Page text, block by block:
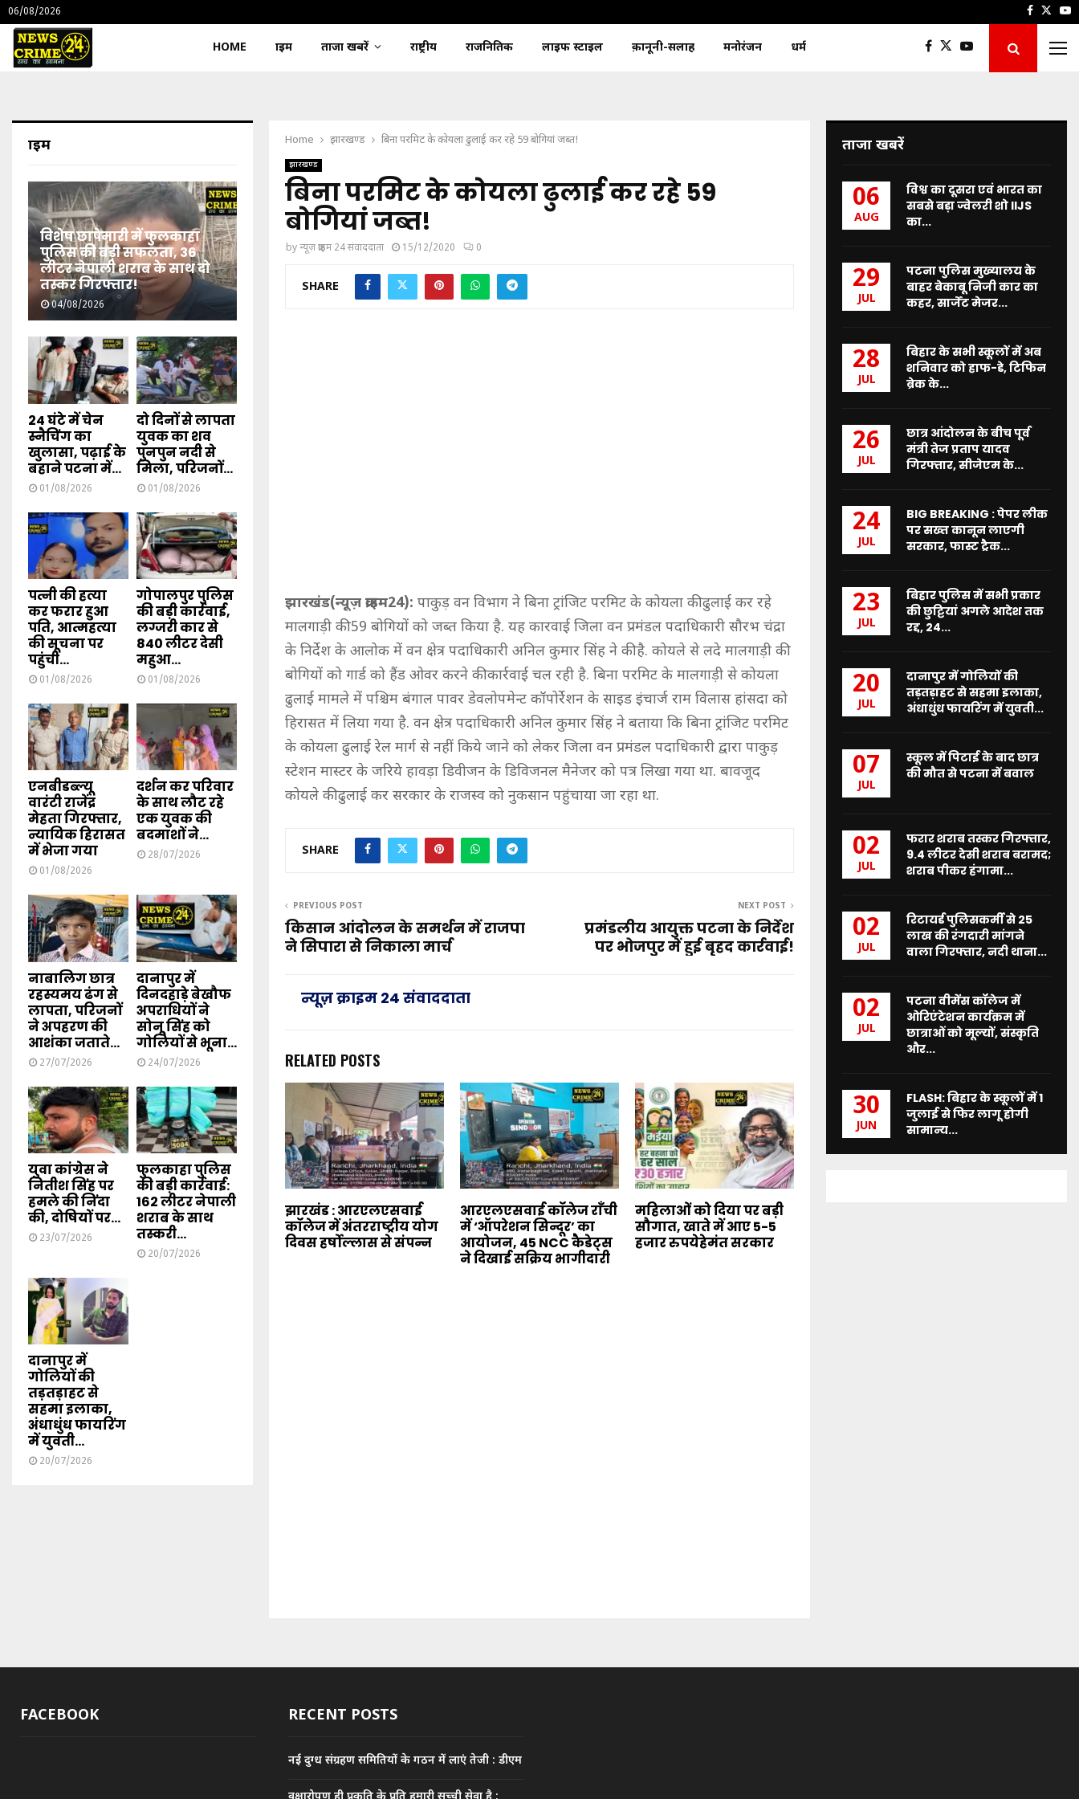
06/08/2026
HOME क्राइम ताजा खबरें राष्ट्रीय राजनितिक लाइफ स्टाइल क़ानूनी-सलाह मनोरंजन धर्म
Home झारखण्ड बिना परमिट के कोयला ढुलाई कर रहे 59 बोगियां जब्त!
झारखण्ड
बिना परमिट के कोयला ढुलाई कर रहे 59
बोगियां जब्त!
byन्यूज़ क्राइम 24 संवाददाता 15/12/2020 0
SHARE
झारखंड(न्यूज़ क्राइम24): पाकुड़ वन विभाग ने बिना ट्रांजिट परमिट के कोयला की ढुलाई कर रहे
मालगाड़ी की 59 बोगियों को जब्त किया है. यह कारवाई जिला वन प्रमंडल पदाधिकारी सौरभ चंद्रा
के निर्देश के आलोक में वन क्षेत्र पदाधिकारी अनिल कुमार सिंह ने की है. कोयले से लदे मालगाड़ी की
बोगियों को गार्ड को हैंड ओवर करने की कार्रवाई चल रही है. बिना परमिट के मालगाड़ी से कोयला
ढुलाई मामले में पश्चिम बंगाल पावर डेवलोपमेन्ट कॉपोर्रेशन के साइड इंचार्ज राम विलास हांसदा को
हिरासत में लिया गया है. वन क्षेत्र पदाधिकारी अनिल कुमार सिंह ने बताया कि बिना ट्रांजिट परमिट
के कोयला ढुलाई रेल मार्ग से नहीं किये जाने को लेकर जिला वन प्रमंडल पदाधिकारी द्वारा पाकुड़
स्टेशन मास्टर के जरिये हावड़ा डिवीजन के डिविजनल मैनेजर को पत्र लिखा गया था. बावजूद
कोयले की ढुलाई कर सरकार के राजस्व को नुकसान पहुंचाया जा रहा था.
SHARE
PREVIOUS POST
किसान आंदोलन के समर्थन में राजपा
ने सिपारा से निकाला मार्च
NEXT POST
प्रमंडलीय आयुक्त पटना के निर्देश
पर भोजपुर में हुई बृहद कार्रवाई!
न्यूज़ क्राइम 24 संवाददाता
RELATED POSTS
झारखंड : आरएलएसवाई
कॉलेज में अंतरराष्ट्रीय योग
दिवस हर्षोल्लास से संपन्न
आरएलएसवाई कॉलेज राँची
में ‘ऑपरेशन सिन्दूर’ का
आयोजन, 45 NCC कैडेट्स
ने दिखाई सक्रिय भागीदारी
महिलाओं को दिया पर बड़ी
सौगात, खाते में आए 5-5
हजार रुपयेहेमंत सरकार
क्राइम
विशेष छापेमारी में फुलकाहा
पुलिस की बड़ी सफलता, 36
लीटर नेपाली शराब के साथ दो
तस्कर गिरफ्तार!
04/08/2026
24 घंटे में चेन
स्नैचिंग का
खुलासा, पढ़ाई के
बहाने पटना में...
01/08/2026
दो दिनों से लापता
युवक का शव
पुनपुन नदी से
मिला, परिजनों...
01/08/2026
पत्नी की हत्या
कर फरार हुआ
पति, आत्महत्या
की सूचना पर
पहुंची...
01/08/2026
गोपालपुर पुलिस
की बड़ी कार्रवाई,
लग्जरी कार से
840 लीटर देसी
महुआ...
01/08/2026
एनबीडब्ल्यू
वारंटी राजेंद्र
मेहता गिरफ्तार,
न्यायिक हिरासत
में भेजा गया
01/08/2026
दर्शन कर परिवार
के साथ लौट रहे
एक युवक की
बदमाशों ने...
28/07/2026
नाबालिग छात्र
रहस्यमय ढंग से
लापता, परिजनों
ने अपहरण की
आशंका जताते...
27/07/2026
दानापुर में
दिनदहाड़े बेखौफ
अपराधियों ने
सोनू सिंह को
गोलियों से भूना...
24/07/2026
युवा कांग्रेस ने
नितीश सिंह पर
हमले की निंदा
की, दोषियों पर...
23/07/2026
फुलकाहा पुलिस
की बड़ी कार्रवाई:
162 लीटर नेपाली
शराब के साथ
तस्करी...
20/07/2026
दानापुर में
गोलियों की
तड़तड़ाहट से
सहमा इलाका,
अंधाधुंध फायरिंग
में युवती...
20/07/2026
ताजा खबरें
06
AUG
विश्व का दूसरा एवं भारत का
सबसे बड़ा ज्वेलरी शो IIJS
का...
29
JUL
पटना पुलिस मुख्यालय के
बाहर बेकाबू निजी कार का
कहर, सार्जेंट मेजर...
28
JUL
बिहार के सभी स्कूलों में अब
शनिवार को हाफ-डे, टिफिन
ब्रेक के...
26
JUL
छात्र आंदोलन के बीच पूर्व
मंत्री तेज प्रताप यादव
गिरफ्तार, सीजेएम के...
24
JUL
BIG BREAKING : पेपर लीक
पर सख्त कानून लाएगी
सरकार, फास्ट ट्रैक...
23
JUL
बिहार पुलिस में सभी प्रकार
की छुट्टियां अगले आदेश तक
रद्द, 24...
20
JUL
दानापुर में गोलियों की
तड़तड़ाहट से सहमा इलाका,
अंधाधुंध फायरिंग में युवती...
07
JUL
स्कूल में पिटाई के बाद छात्र
की मौत से पटना में बवाल
02
JUL
फरार शराब तस्कर गिरफ्तार,
9.4 लीटर देसी शराब बरामद;
शराब पीकर हंगामा...
02
JUL
रिटायर्ड पुलिसकर्मी से 25
लाख की रंगदारी मांगने
वाला गिरफ्तार, नदी थाना...
02
JUL
पटना वीमेंस कॉलेज में
ओरिएंटेशन कार्यक्रम में
छात्राओं को मूल्यों, संस्कृति
और...
30
JUN
FLASH: बिहार के स्कूलों में 1
जुलाई से फिर लागू होगी
सामान्य...
FACEBOOK RECENT POSTS
नई दुग्ध संग्रहण समितियों के गठन में लाएं तेजी : डीएम